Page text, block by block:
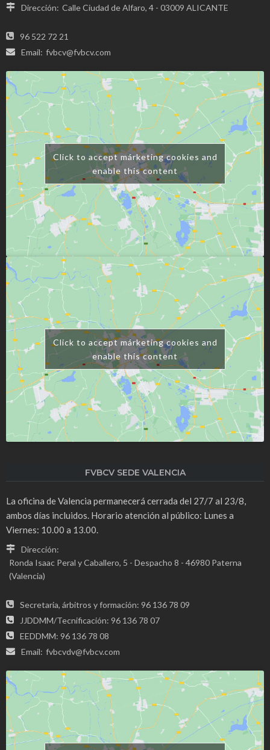
Dirección: Calle Ciudad de Alfaro, 4 - 03009 ALICANTE
96 522 72 21
Email: fvbcv@fvbcv.com
Click to accept márketing cookies and
enable this content
Click to accept márketing cookies and
enable this content
FVBCV SEDE VALENCIA
La oficina de Valencia permanecerá cerrada del 27/7 al 23/8,
ambos días incluidos. Horario atención al público: Lunes a
Viernes: 10.00 a 13.00.
Dirección:
Ronda Isaac Peral y Caballero, 5 - Despacho 8 - 46980 Paterna
(Valencia)
Secretaria, árbitros y formación: 96 136 78 09
JJDDMM/Tecnificación: 96 136 78 07
EEDDMM: 96 136 78 08
Email: fvbcvdv@fvbcv.com